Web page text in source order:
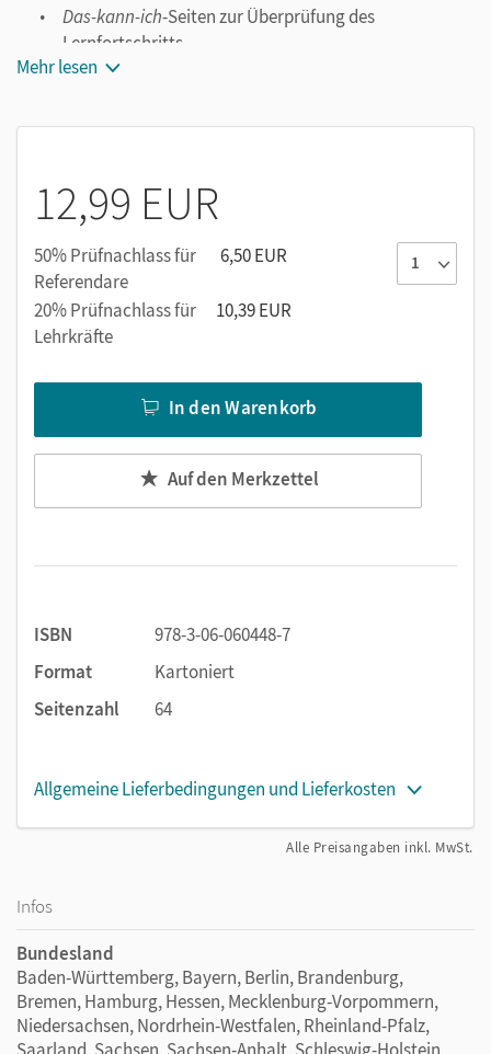
Das-kann-ich-Seiten zur Überprüfung des
Lernfortschritts
Ab Band 9: integriertes Arbeitsheft zur Vorbereitung
Mehr lesen
12,99 EUR
50% Prüfnachlass für
Referendare
6,50 EUR
20% Prüfnachlass für
Lehrkräfte
10,39 EUR
In den Warenkorb
Auf den Merkzettel
ISBN
978-3-06-060448-7
Format
Kartoniert
Seitenzahl
64
Allgemeine Lieferbedingungen und Lieferkosten
Alle Preisangaben inkl. MwSt.
Infos
Bundesland
Baden-Württemberg, Bayern, Berlin, Brandenburg,
Bremen, Hamburg, Hessen, Mecklenburg-Vorpommern,
Niedersachsen, Nordrhein-Westfalen, Rheinland-Pfalz,